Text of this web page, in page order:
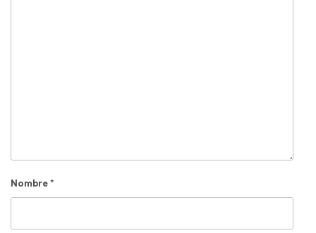
Nombre*